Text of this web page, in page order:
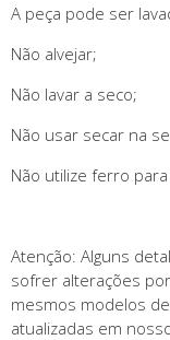
A peça pode ser
Não alvejar;
Não lavar a seco;
Não usar secar na
Não utilize ferro
Atenção: Alguns
sofrer alterações
mesmos modelos
atualizadas em